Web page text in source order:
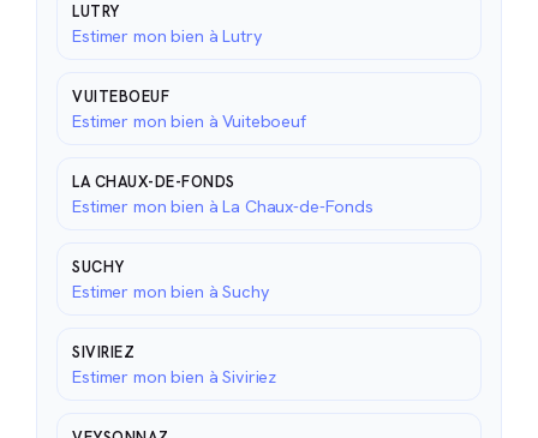
LUTRY
Estimer mon bien à Lutry
VUITEBOEUF
Estimer mon bien à Vuiteboeuf
LA CHAUX-DE-FONDS
Estimer mon bien à La Chaux-de-Fonds
SUCHY
Estimer mon bien à Suchy
SIVIRIEZ
Estimer mon bien à Siviriez